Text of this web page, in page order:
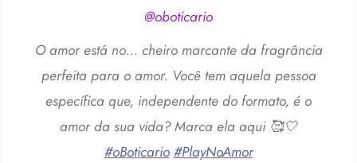
@oboticario
O amor está no… cheiro marcante da fragrância
perfeita para o amor. Você tem aquela pessoa
específica que, independente do formato, é o
amor da sua vida? Marca ela aqui 🥰🤍
#oBoticario #PlayNoAmor